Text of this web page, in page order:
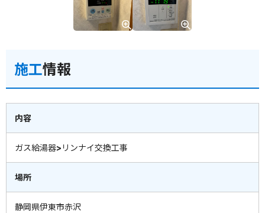
施工情報
内容
ガス給湯器>リンナイ交換工事
場所
静岡県伊東市赤沢